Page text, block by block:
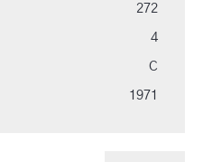
272
4
C
1971